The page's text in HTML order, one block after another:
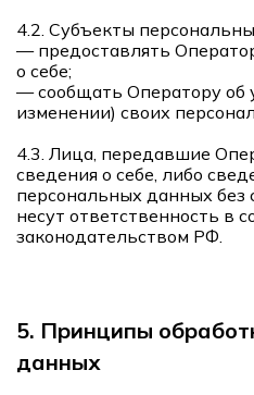
4.2. Субъекты
— предоставлять
о себе;
— сообщать Оператору об
изменении) своих
4.3. Лица, передавшие
сведения о себе, либо
персональных данных без
несут ответственность в
законодательством РФ.
5. Принципы
данных